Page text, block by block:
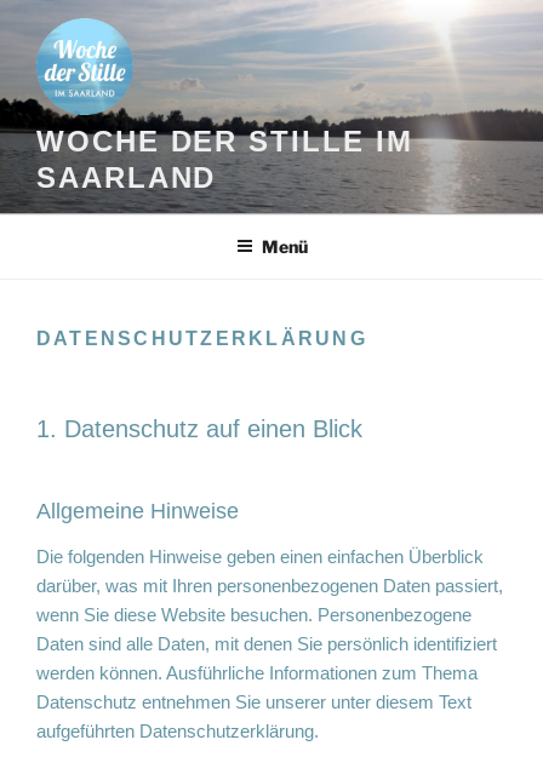
Inhalt
springen
WOCHE DER STILLE IM
SAARLAND
Menü
DATENSCHUTZERKLÄRUNG
1. Datenschutz auf einen Blick
Allgemeine Hinweise
Die folgenden Hinweise geben einen einfachen Überblick
darüber, was mit Ihren personenbezogenen Daten passiert,
wenn Sie diese Website besuchen. Personenbezogene
Daten sind alle Daten, mit denen Sie persönlich identifiziert
werden können. Ausführliche Informationen zum Thema
Datenschutz entnehmen Sie unserer unter diesem Text
aufgeführten Datenschutzerklärung.